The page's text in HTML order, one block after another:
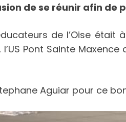
de se réunir afin
de l’Oise
Pont Sainte
Aguiar pour ce